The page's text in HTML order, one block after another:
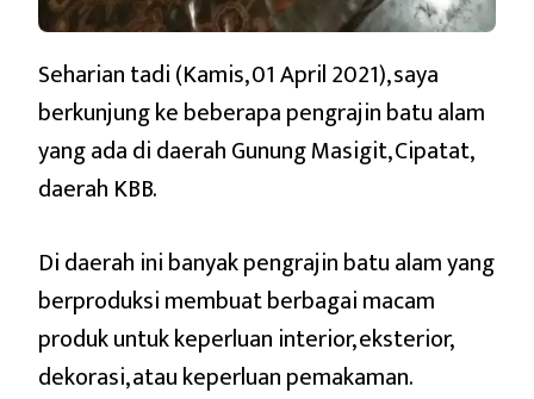
Seharian tadi (Kamis, 01 April 2021), saya
berkunjung ke beberapa pengrajin batu alam
yang ada di daerah Gunung Masigit, Cipatat,
daerah KBB.
Di daerah ini banyak pengrajin batu alam yang
berproduksi membuat berbagai macam
produk untuk keperluan interior, eksterior,
dekorasi, atau keperluan pemakaman.